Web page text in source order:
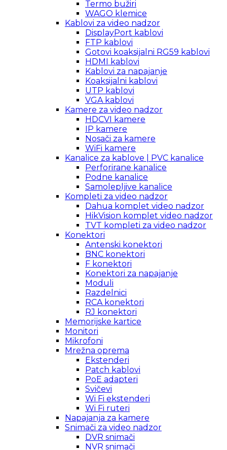
Termo bužiri
WAGO klemice
Kablovi za video nadzor
DisplayPort kablovi
FTP kablovi
Gotovi koaksijalni RG59 kablovi
HDMI kablovi
Kablovi za napajanje
Koaksijalni kablovi
UTP kablovi
VGA kablovi
Kamere za video nadzor
HDCVI kamere
IP kamere
Nosači za kamere
WiFi kamere
Kanalice za kablove | PVC kanalice
Perforirane kanalice
Podne kanalice
Samolepljive kanalice
Kompleti za video nadzor
Dahua komplet video nadzor
HikVision komplet video nadzor
TVT kompleti za video nadzor
Konektori
Antenski konektori
BNC konektori
F konektori
Konektori za napajanje
Moduli
Razdelnici
RCA konektori
RJ konektori
Memorijske kartice
Monitori
Mikrofoni
Mrežna oprema
Ekstenderi
Patch kablovi
PoE adapteri
Svičevi
Wi Fi ekstenderi
Wi Fi ruteri
Napajanja za kamere
Snimači za video nadzor
DVR snimači
NVR snimači